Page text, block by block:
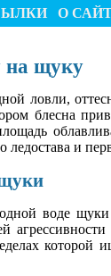
О
на щуку
ловли,
блесна
ледостава и
воде щуки
которой